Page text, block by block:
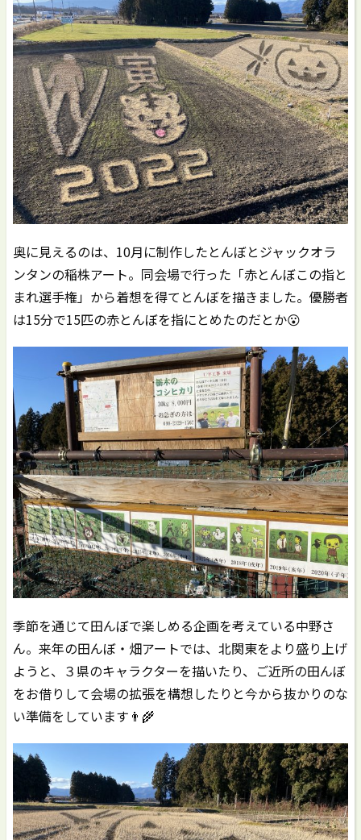
奥に見えるのは、10月に制作したとんぼとジャックオラ
ンタンの稲株アート。同会場で行った「赤とんぼこの指と
まれ選手権」から着想を得てとんぼを描きました。優勝者
は15分で15匹の赤とんぼを指にとめたのだとか😮
季節を通じて田んぼで楽しめる企画を考えている中野さ
ん。来年の田んぼ・畑アートでは、北関東をより盛り上げ
ようと、３県のキャラクターを描いたり、ご近所の田んぼ
をお借りして会場の拡張を構想したりと今から抜かりのな
い準備をしています👨‍🌾